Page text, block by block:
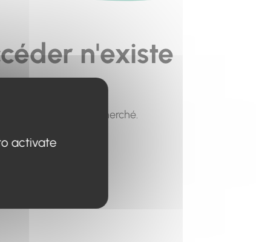
n'existe
le contenu recherché.
activate